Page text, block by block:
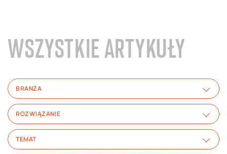
WSZYSTKIE ARTYKUŁY
BRANŻA
ROZWIĄZANIE
TEMAT